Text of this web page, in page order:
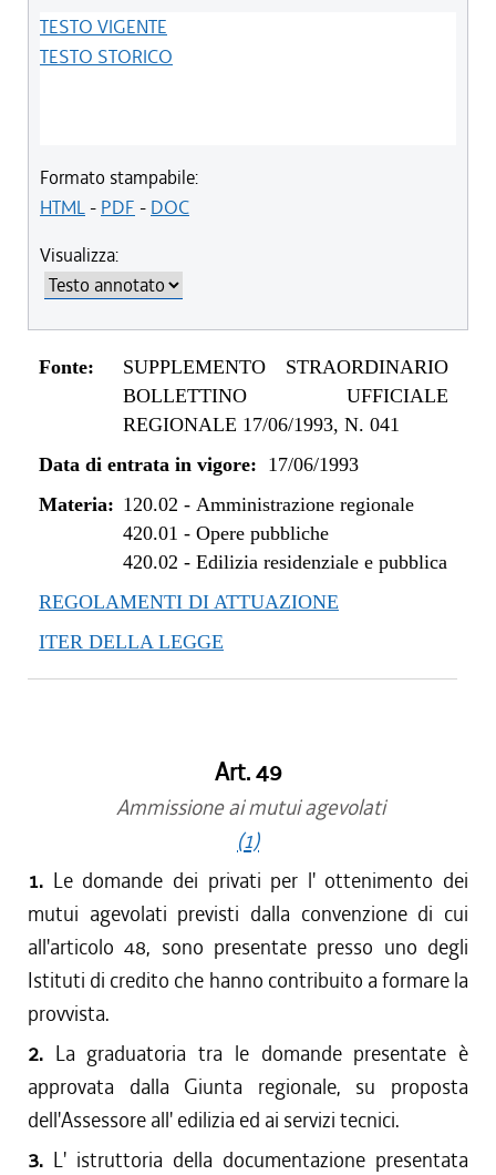
TESTO VIGENTE
TESTO STORICO
Formato stampabile:
HTML- PDF - DOC
Visualizza:
Fonte:
SUPPLEMENTO STRAORDINARIO
BOLLETTINO UFFICIALE
REGIONALE 17/06/1993, N. 041
Data di entrata in vigore: 17/06/1993
Materia: 120.02 - Amministrazione regionale
420.01 - Opere pubbliche
420.02 - Edilizia residenziale e pubblica
REGOLAMENTI DI ATTUAZIONE
ITER DELLA LEGGE
Art. 49
Ammissione ai mutui agevolati
(1)
1. Le domande dei privati per l' ottenimento dei
mutui agevolati previsti dalla convenzione di cui
all'articolo 48, sono presentate presso uno degli
Istituti di credito che hanno contribuito a formare la
provvista.
2. La graduatoria tra le domande presentate è
approvata dalla Giunta regionale, su proposta
dell'Assessore all' edilizia ed ai servizi tecnici.
3. L' istruttoria della documentazione presentata